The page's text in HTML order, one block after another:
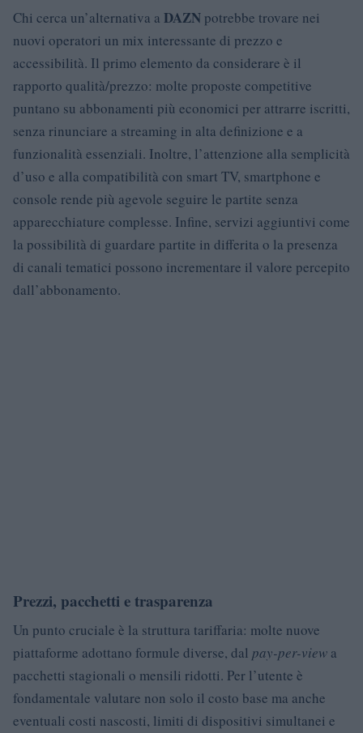
Chi cerca un’alternativa a DAZN potrebbe trovare nei
nuovi operatori un mix interessante di prezzo e
accessibilità. Il primo elemento da considerare è il
rapporto qualità/prezzo: molte proposte competitive
puntano su abbonamenti più economici per attrarre iscritti,
senza rinunciare a streaming in alta definizione e a
funzionalità essenziali. Inoltre, l’attenzione alla semplicità
d’uso e alla compatibilità con smart TV, smartphone e
console rende più agevole seguire le partite senza
apparecchiature complesse. Infine, servizi aggiuntivi come
la possibilità di guardare partite in differita o la presenza
di canali tematici possono incrementare il valore percepito
dall’abbonamento.
Prezzi, pacchetti e trasparenza
Un punto cruciale è la struttura tariffaria: molte nuove
piattaforme adottano formule diverse, dal pay-per-view a
pacchetti stagionali o mensili ridotti. Per l’utente è
fondamentale valutare non solo il costo base ma anche
eventuali costi nascosti, limiti di dispositivi simultanei e